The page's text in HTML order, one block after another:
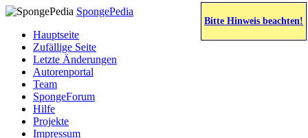
SpongePedia
Hauptseite
Zufällige Seite
Letzte Änderungen
Autorenportal
Team
SpongeForum
Hilfe
Projekte
Impressum
Bitte Hinweis beachten!